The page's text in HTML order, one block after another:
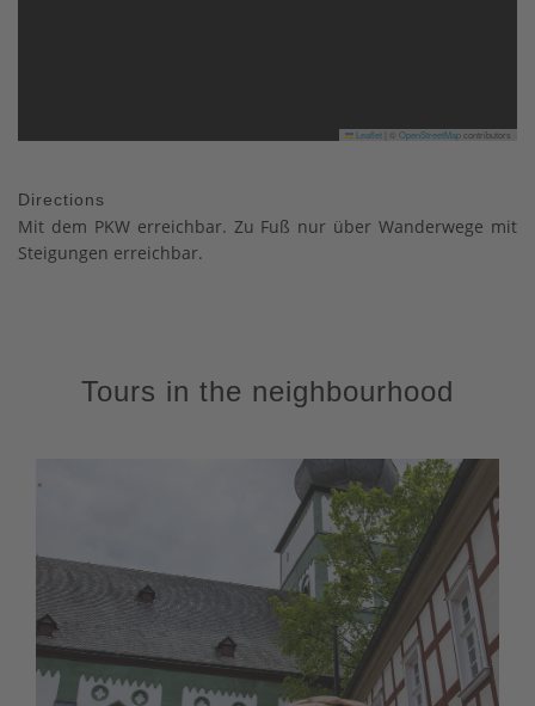
Leaflet OpenStreetMapcontributors
Directions
Mit dem PKW erreichbar. Zu Fuß nur über Wanderwege mit
Steigungen erreichbar.
Tours in the neighbourhood